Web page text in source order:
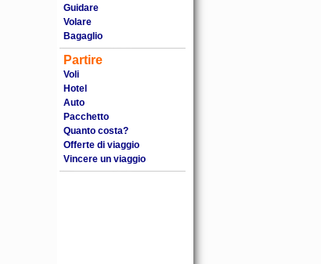
Guidare
Volare
Bagaglio
Partire
Voli
Hotel
Auto
Pacchetto
Quanto costa?
Offerte di viaggio
Vincere un viaggio